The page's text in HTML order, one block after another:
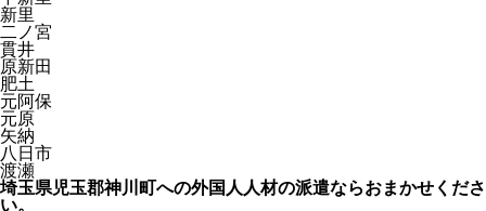
新里
二ノ宮
貫井
原新田
肥土
元阿保
元原
矢納
八日市
渡瀬
埼玉県児玉郡神川町への外国人人材の派遣ならおまかせくださ
い。